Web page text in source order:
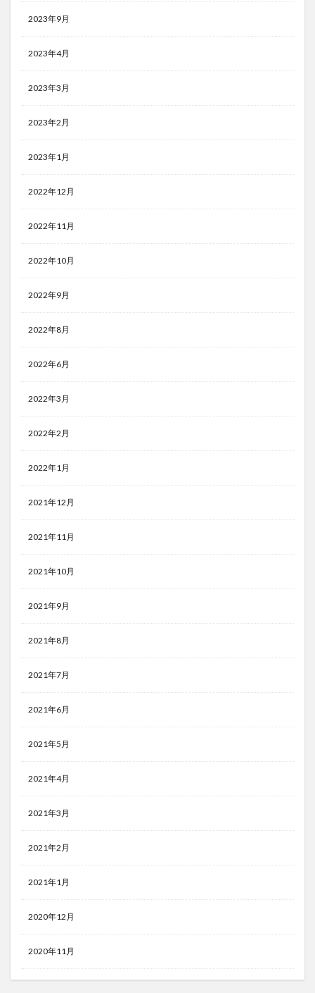
2023年9月
2023年4月
2023年3月
2023年2月
2023年1月
2022年12月
2022年11月
2022年10月
2022年9月
2022年8月
2022年6月
2022年3月
2022年2月
2022年1月
2021年12月
2021年11月
2021年10月
2021年9月
2021年8月
2021年7月
2021年6月
2021年5月
2021年4月
2021年3月
2021年2月
2021年1月
2020年12月
2020年11月